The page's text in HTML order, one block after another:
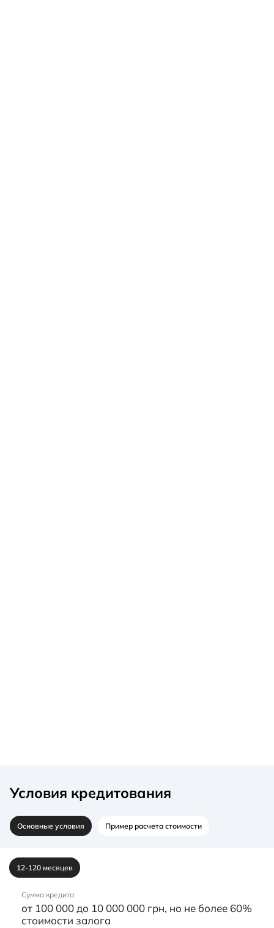
Условия кредитования
Основные условия Пример расчета стоимости
12-120 месяцев
Сумма кредита
от 100 000 до 10 000 000 грн, но не более 60%
стоимости залога